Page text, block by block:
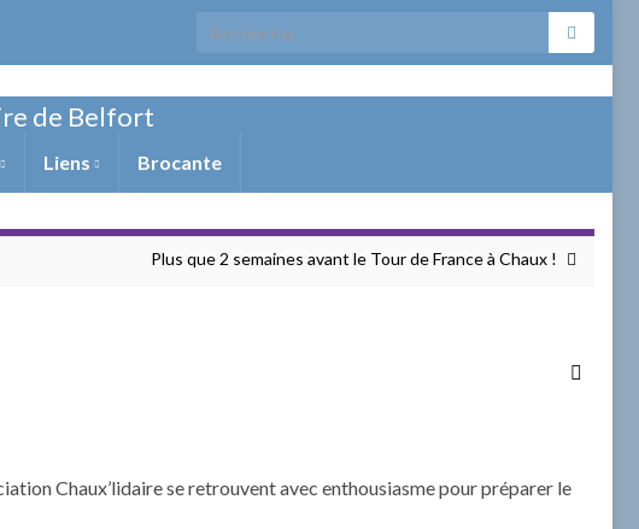
Search for:
de Belfort
Liens Brocante
Plus que 2 semaines avant le Tour de France à Chaux !
Chaux’lidaire se retrouvent avec enthousiasme pour préparer le